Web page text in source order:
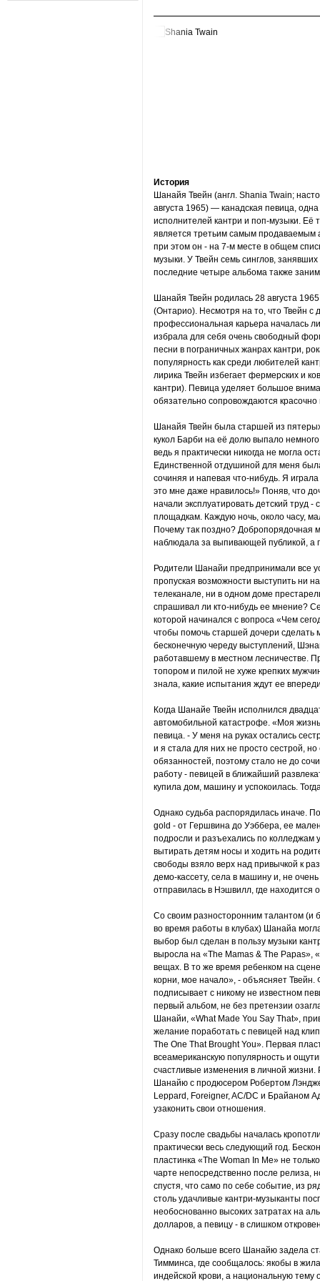
История
Шанайя Твейн (англ. Shania Twain;
августа 1965) — канадская певица,
исполнителей кантри и поп-музыки. Её
является третьим самым
при этом он - на 7-м месте в общем
музыки. У Твейн семь синглов,
последние четыре альбома также
Шанайя Твейн родилась 28 августа
(Онтарио). Несмотря на то, что Твейн с
профессиональная карьера началась
избрала для себя очень свободный
песни в пограничных жанрах кантри,
популярность как среди любителей
лирика Твейн избегает фермерских и
кантри). Певица уделяет большое
обязательно сопровождаются
Шанайя Твейн была старшей из
кукол Барби на её долю выпало
ведь я практически никогда не могла
Единственной отдушиной для меня
сочиняя и напевая что-нибудь. Я
это мне даже нравилось!» Поняв, что
начали эксплуатировать детский труд
площадкам. Каждую ночь, около часу,
Почему так поздно? Добропорядочная
наблюдала за выпивающей публикой, а
Родители Шанайи предпринимали все
пропуская возможности выступить ни
телеканале, ни в одном доме
спрашивал ли кто-нибудь ее мнение?
которой начинался с вопроса «Чем
чтобы помочь старшей дочери сделать
бесконечную череду выступлений,
работавшему в местном лесничестве.
топором и пилой не хуже крепких
знала, какие испытания ждут ее
Когда Шанайе Твейн исполнился
автомобильной катастрофе. «Моя
певица. - У меня на руках остались
и я стала для них не просто сестрой,
обязанностей, поэтому стало не до
работу - певицей в ближайший
купила дом, машину и успокоилась.
Однако судьба распорядилась иначе.
gold - от Гершвина до Уэббера, ее
подросли и разъехались по
вытирать детям носы и ходить на
свободы взяло верх над привычкой к
демо-кассету, села в машину и, не
отправилась в Нэшвилл, где находится
Со своим разносторонним талантом (и
во время работы в клубах) Шанайа
выбор был сделан в пользу музыки
выросла на «The Мamas & Тhе Рарas»,
вещах. В то же время ребенком на
корни, мое начало», - объясняет
подписывает с никому не известном
первый альбом, не без претензии
Шанайи, «What Made You Say That»,
желание поработать с певицей над
The One That Brought You». Первая
всеамериканскую популярность и
счастливые изменения в личной
Шанайю с продюсером Робертом
Leppard, Foreigner, AC/DC и Брайаном
узаконить свои отношения.
Сразу после свадьбы началась
практически весь следующий год.
пластинка «The Woman In Me» не
чарте непосредственно после релиза,
спустя, что само по себе событие, из
столь удачливые кантри-музыканты
необоснованно высоких затратах на
долларов, а певицу - в слишком
Однако больше всего Шанайю задела
Тимминса, где сообщалось: якобы в
индейской крови, а национальную тему